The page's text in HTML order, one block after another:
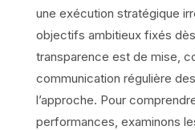
une exécution stratégique
objectifs ambitieux fixés
transparence est de mise,
communication régulière
l’approche. Pour
performances, examinons